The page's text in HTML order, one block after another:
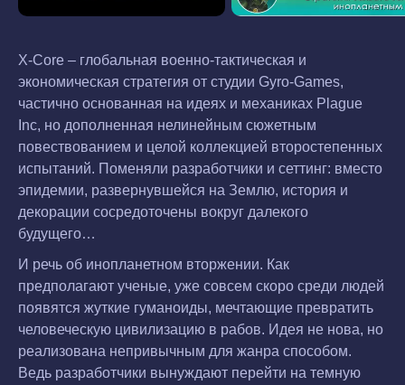
X-Core – глобальная военно-тактическая и
экономическая стратегия от студии Gyro-Games,
частично основанная на идеях и механиках Plague
Inc, но дополненная нелинейным сюжетным
повествованием и целой коллекцией второстепенных
испытаний. Поменяли разработчики и сеттинг: вместо
эпидемии, развернувшейся на Землю, история и
декорации сосредоточены вокруг далекого
будущего…
И речь об инопланетном вторжении. Как
предполагают ученые, уже совсем скоро среди людей
появятся жуткие гуманоиды, мечтающие превратить
человеческую цивилизацию в рабов. Идея не нова, но
реализована непривычным для жанра способом.
Ведь разработчики вынуждают перейти на темную